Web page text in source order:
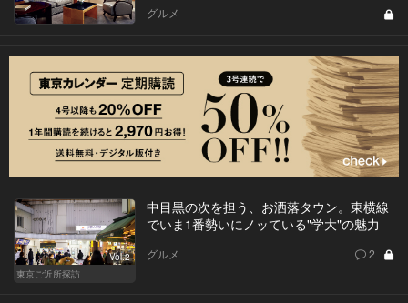
グルメ
Vol.2
東京ご近所探訪
中目黒の次を担う、お洒落タウン。東横線
でいま1番勢いにノッている"学大"の魅力
グルメ 2